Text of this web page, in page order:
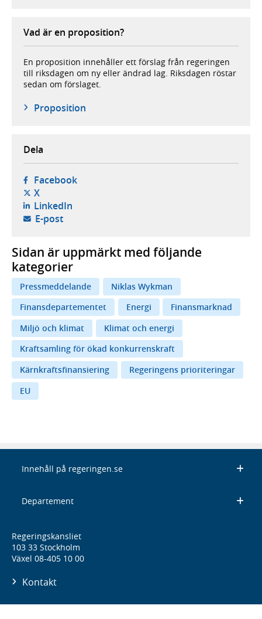
Vad är en proposition?
En proposition innehåller ett förslag från regeringen
till riksdagen om ny eller ändrad lag. Riksdagen röstar
sedan om förslaget.
Proposition
Dela
Facebook- öppnas i ny flik, extern webbplats,
X- öppnas i ny flik, extern webbplats,
LinkedIn- öppnas i ny flik, extern webbplats,
E-post- öppnar din e-postklient,
Sidan är uppmärkt med följande
kategorier
Pressmeddelande
Niklas Wykman
Finansdepartementet
Energi
Finansmarknad
Miljö och klimat
Klimat och energi
Kraftsamling för ökad konkurrenskraft
Kärnkraftsfinansiering
Regeringens prioriteringar
EU
Innehåll på regeringen.se
Departement
Regeringskansliet
103 33 Stockholm
Växel 08-405 10 00
Kontakt